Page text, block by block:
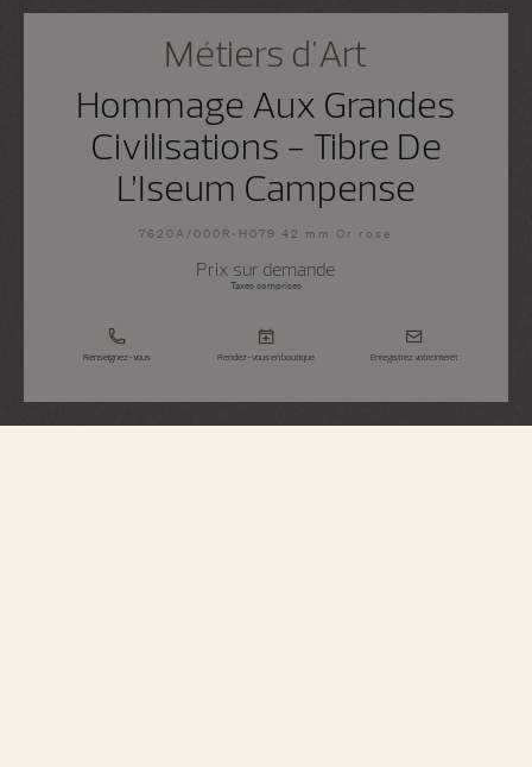
Métiers d'Art
Hommage Aux Grandes
Civilisations - Tibre De
L’Iseum Campense
7620A/000R-H079 42 mm Or rose
Prix sur demande
Taxes comprises
Renseignez-vous Rendez-vous en boutique Enregistrez votre intérêt